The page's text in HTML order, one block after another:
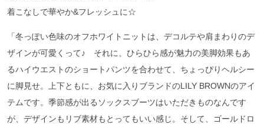
着こなしで華やか&フレッシュに☆
「冬っぽい色味のオフホワイトニットは、デコルテや肩まわりのデ
ザインが可愛くって♪ それに、ひらひら感が魅力の美脚効果もあ
るハイウエストのショートパンツを合わせて、ちょっぴりヘルシー
に脚見せ。上下ともに、お気に入りブランドのLILY BROWNのアイ
テムです。季節感が出るソックスブーツはいただきものなんです
が、デザインもリブ素材もとってもいい感じ。そして、ゴールドロ